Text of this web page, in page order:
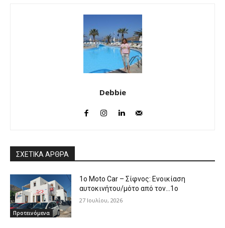
Debbie
ΣΧΕΤΙΚΑ ΑΡΘΡΑ
Προτεινόμενα
1o Moto Car – Σίφνος: Ενοικίαση
αυτοκινήτου/μότο από τον…1ο
27 Ιουλίου, 2026